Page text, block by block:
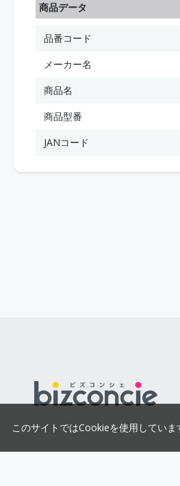
商品データ
品番コード
メーカー名
商品名
商品型番
JANコード
このサイトではCookieを使用してい